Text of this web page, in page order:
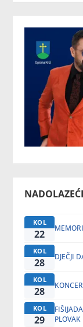
KOL
22
KOL
28 DJEČJI
KOL
28
KOL
29
PLOVAK